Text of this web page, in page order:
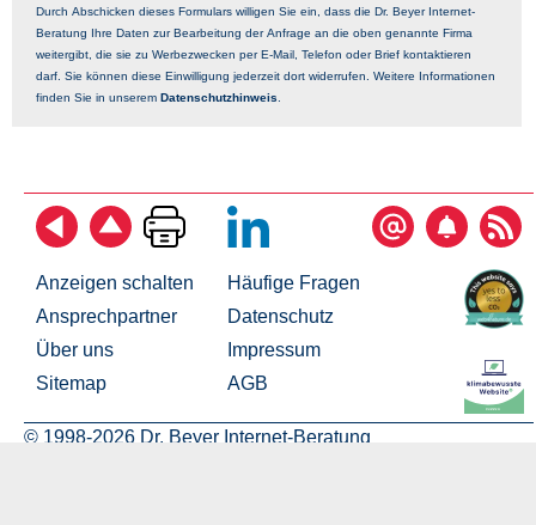
Durch Abschicken dieses Formulars willigen Sie ein, dass die Dr. Beyer Internet-
Beratung Ihre Daten zur Bearbeitung der Anfrage an die oben genannte Firma
weitergibt, die sie zu Werbezwecken per E-Mail, Telefon oder Brief kontaktieren
darf. Sie können diese Einwilligung jederzeit dort widerrufen. Weitere Informationen
finden Sie in unserem Datenschutzhinweis.
Anzeigen schalten
Ansprechpartner
Über uns
Sitemap
Häufige Fragen
Datenschutz
Impressum
AGB
© 1998-2026 Dr. Beyer Internet-Beratung